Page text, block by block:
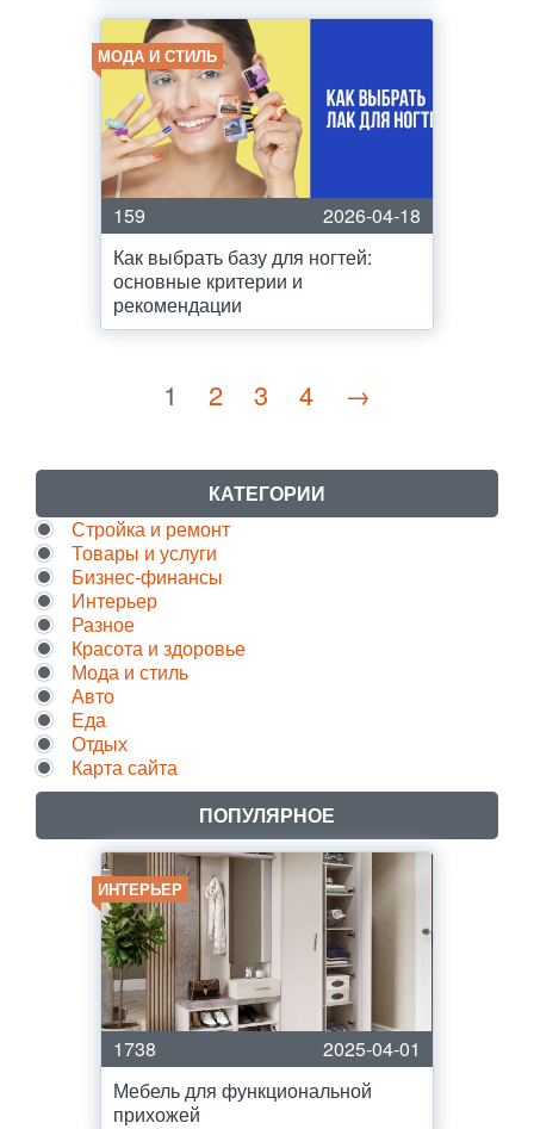
МОДА И СТИЛЬ
159
2026-04-18
Как выбрать базу для ногтей:
основные критерии и
рекомендации
1 2 3 4 →
КАТЕГОРИИ
Стройка и ремонт
Товары и услуги
Бизнес-финансы
Интерьер
Разное
Красота и здоровье
Мода и стиль
Авто
Еда
Отдых
Карта сайта
ПОПУЛЯРНОЕ
ИНТЕРЬЕР
1738
2025-04-01
Мебель для функциональной
прихожей